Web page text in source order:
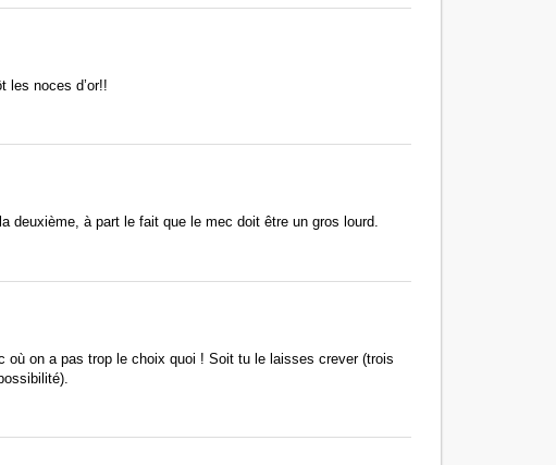
les noces d’or!!
deuxième, à part le fait que le mec doit être un gros lourd.
où on a pas trop le choix quoi ! Soit tu le laisses crever (trois